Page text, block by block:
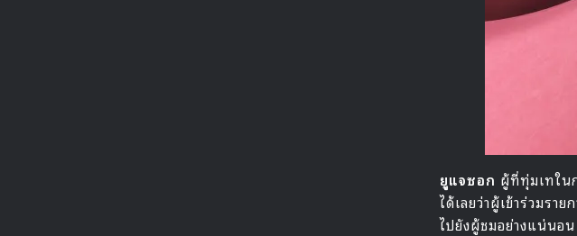
ยูแจซอก ผู้ที่ทุ่มเทใน
ได้เลยว่าผู้เข้าร่วมรา
ไปยังผู้ชมอย่างแน่นอ